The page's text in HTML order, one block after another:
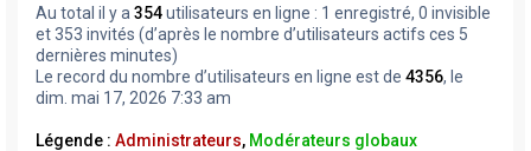
Au total il y a 354utilisateurs en ligne : 1 enregistré, 0 invisible
et 353 invités (d’après le nombre d’utilisateurs actifs ces 5
dernières minutes)
Le record du nombre d’utilisateurs en ligne est de 4356, le
dim. mai 17, 2026 7:33 am
Légende : Administrateurs, Modérateurs globaux